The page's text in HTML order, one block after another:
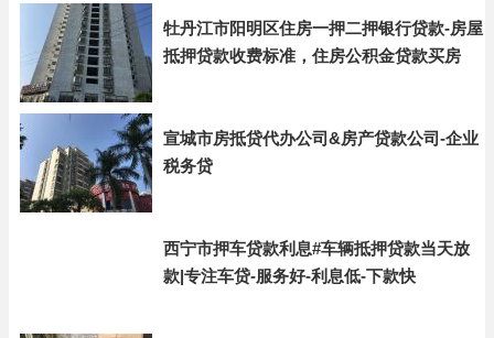
牡丹江市阳明区住房一押二押银行贷款-房屋
抵押贷款收费标准，住房公积金贷款买房
宣城市房抵贷代办公司&房产贷款公司-企业
税务贷
西宁市押车贷款利息#车辆抵押贷款当天放
款|专注车贷-服务好-利息低-下款快